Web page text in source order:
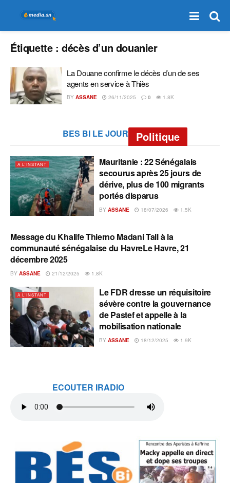
Étiquette :décès d’un douanier
La Douane confirme le décès d’un de ses
agents en service à Thiès
BY ASSANE 26/11/2025 0 1.8K
BES BI LE JOUR Politique
A L'INSTANT
Mauritanie : 22 Sénégalais
secourus après 25 jours de
dérive, plus de 100 migrants
portés disparus
BY ASSANE 18/07/2026 1.5K
A L'INSTANT
Message du Khalife Thierno Madani Tall à la
communauté sénégalaise du HavreLe Havre, 21
décembre 2025
BY ASSANE 21/12/2025 1.8K
A L'INSTANT
Le FDR dresse un réquisitoire
sévère contre la gouvernance
de Pastef et appelle à la
mobilisation nationale
BY ASSANE 18/12/2025 1.9K
ECOUTER IRADIO